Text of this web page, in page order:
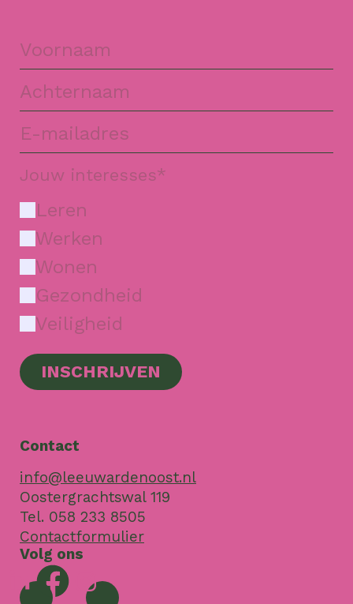
Jouw interesses*
Leren
Werken
Wonen
Gezondheid
Veiligheid
INSCHRIJVEN
Contact
info@leeuwardenoost.nl
Oostergrachtswal 119
Tel. 058 233 8505
Contactformulier
Volg ons